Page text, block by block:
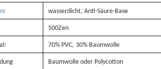
: wasserdicht, Anti-Säure-Base
500Zen
70% PVC 30% Baumwolle
Baumwolle oder Polycotton